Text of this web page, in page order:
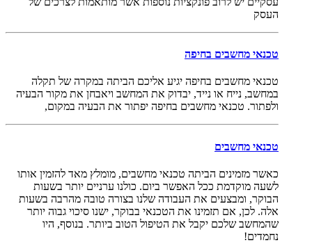
העסק
טכנאי מחשבים בחיפה
טכנאי מחשבים בחיפה יגיע אליכם הביתה במקרה של תקלה
במחשב, נייח או נייד, יבדוק את המחשב ויאבחן את מקור הבעיה
ולפתור. טכנאי מחשבים בחיפה יפתור את הבעיה במקום,
טכנאי מחשבים
כאשר מזמינים הביתה טכנאי מחשבים, מומלץ מאד להזמין אותו
לשעה מוקדמת ככל האפשר ביום. כולנו ערניים יותר בשעות
הבוקר, ומבצעים את העבודה שלנו בצורה טובה מהרבה בשעות
אלה. לכן, אם תזמינו את הטכנאי בבוקר, ישנו סיכוי גבוה יותר
שהמחשב שלכם יקבל את הטיפול הטוב ביותר. בנוסף, היו
נחמדים!